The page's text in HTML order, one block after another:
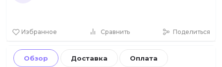
Избранное Сравнить Поделиться
Обзор Доставка Оплата